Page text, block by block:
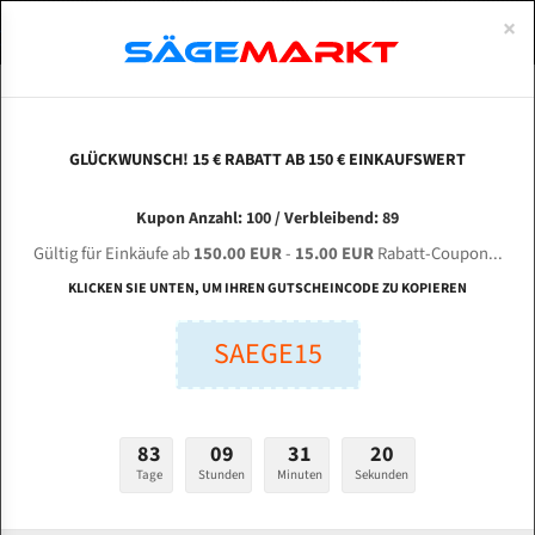
WEIYE Zhejiang Sawing Machine GS 4028 I für
4115 mm Bi-Metall Bandsägeblätter
Länge (mm):
Stärken + Zahnteilung:
mm
ABOUTS
ENGLISH
Bi-Metall Meterware
Fleischerei Bandsägeblätter
Bandmesser Glatt Meterware
Konvex Meterware
×
GLÜCKWUNSCH! 15 € RABATT AB 150 € EINKAUFSWERT
Kupon Anzahl: 100 / Verbleibend: 89
Gültig für Einkäufe ab150.00 EUR- 15.00 EURRabatt-Coupon...
KLICKEN SIE UNTEN, UM IHREN GUTSCHEINCODE ZU KOPIEREN
SAEGE15
83
Tage
09
Stunden
31
Minuten
19
Sekunden